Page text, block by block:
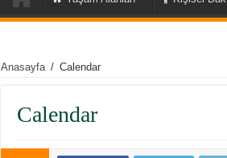
Anasayfa / Calendar
Calendar